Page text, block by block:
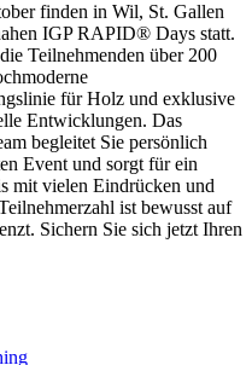
finden in Wil, St. Gallen
IGP RAPID® Days statt.
Teilnehmenden über 200
für Holz und exklusive
Entwicklungen. Das
begleitet Sie persönlich
Event und sorgt für ein
mit vielen Eindrücken und
ist bewusst auf
Sichern Sie sich jetzt Ihren